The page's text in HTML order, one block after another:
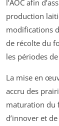
l’AOC afin
production
modifications
de récolte du
les périodes
La mise en
accru des
maturation du
d’innover et